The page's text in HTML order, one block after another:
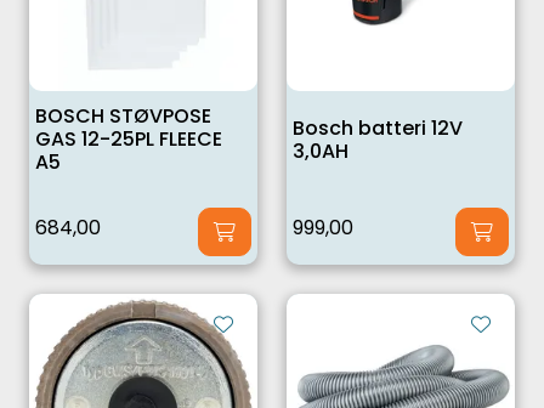
BOSCH STØVPOSE
GAS 12-25PL FLEECE
A5
684,00
Bosch batteri 12V
3,0AH
999,00